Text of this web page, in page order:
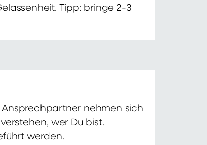
Tipp: bringe 2-3
nehmen sich
wer Du bist.
werden.